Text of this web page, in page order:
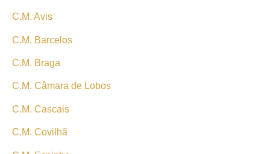
C.M. Avis
C.M. Barcelos
C.M. Braga
C.M. Câmara de Lobos
C.M. Cascais
C.M. Covilhã